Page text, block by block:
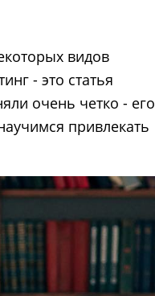
видов
- это статья
очень четко - его
привлекать